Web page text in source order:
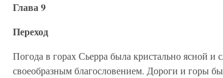
Глава 9
Переход
Погода в горах Сьерра была кристально ясной и
своеобразным благословением. Дороги и горы